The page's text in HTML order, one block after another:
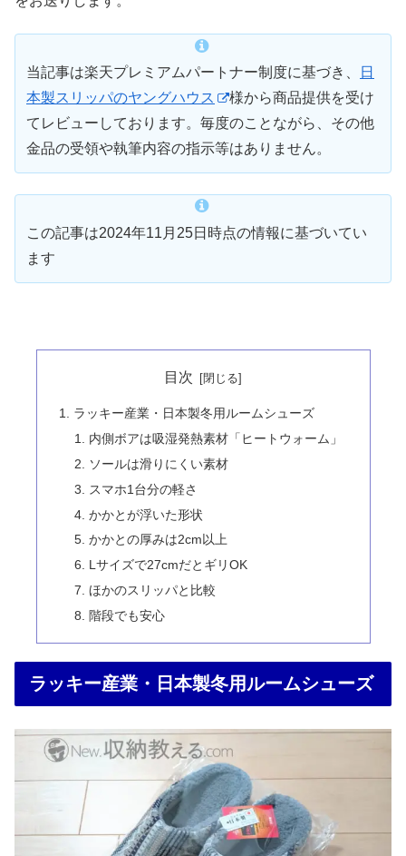
当記事は楽天プレミアムパートナー制度に基づき、
日
本製スリッパのヤングハウス
様から商品提供を受け
てレビューしております。毎度のことながら、その他
金品の受領や執筆内容の指示等はありません。
この記事は2024年11月25日時点の情報に基づいてい
ます
目次
ラッキー産業・日本製冬用ルームシューズ
内側ボアは吸湿発熱素材「ヒートウォーム」
ソールは滑りにくい素材
スマホ1台分の軽さ
かかとが浮いた形状
かかとの厚みは2cm以上
Lサイズで27cmだとギリOK
ほかのスリッパと比較
階段でも安心
ラッキー産業・日本製冬用ルームシューズ